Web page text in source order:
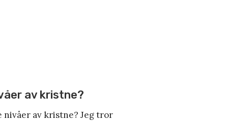
av kristne?
nivåer av kristne? Jeg tror